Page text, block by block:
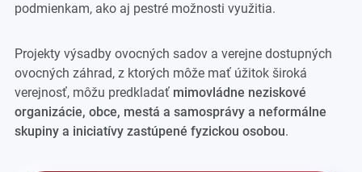
podmienkam, ako aj pestré možnosti využitia.
Projekty výsadby ovocných sadov a verejne dostupných
ovocných záhrad, z ktorých môže mať úžitok široká
verejnosť, môžu predkladať mimovládne neziskové
organizácie, obce, mestá a samosprávy a neformálne
skupiny a iniciatívy zastúpené fyzickou osobou.